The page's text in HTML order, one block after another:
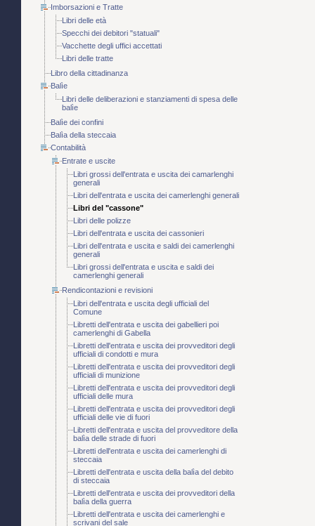
Imborsazioni e Tratte
Libri delle età
Specchi dei debitori "statuali"
Vacchette degli uffici accettati
Libri delle tratte
Libro della cittadinanza
Balìe
Libri delle deliberazioni e stanziamenti di spesa delle
balìe
Balìe dei confini
Balìa della steccaia
Contabilità
Entrate e uscite
Libri grossi dell'entrata e uscita dei camarlenghi
generali
Libri dell'entrata e uscita dei camerlenghi generali
Libri del "cassone"
Libri delle polizze
Libri dell'entrata e uscita dei cassonieri
Libri dell'entrata e uscita e saldi dei camerlenghi
generali
Libri grossi dell'entrata e uscita e saldi dei
camerlenghi generali
Rendicontazioni e revisioni
Libri dell'entrata e uscita degli ufficiali del
Comune
Libretti dell'entrata e uscita dei gabellieri poi
camerlenghi di Gabella
Libretti dell'entrata e uscita dei provveditori degli
ufficiali di condotti e mura
Libretti dell'entrata e uscita dei provveditori degli
ufficiali di munizione
Libretti dell'entrata e uscita dei provveditori degli
ufficiali delle mura
Libretti dell'entrata e uscita dei provveditori degli
ufficiali delle vie di fuori
Libretti dell'entrata e uscita del provveditore della
balìa delle strade di fuori
Libretti dell'entrata e uscita dei camerlenghi di
steccaia
Libretti dell'entrata e uscita della balìa del debito
di steccaia
Libretti dell'entrata e uscita dei provveditori della
balìa della guerra
Libretti dell'entrata e uscita dei camerlenghi e
scrivani del sale